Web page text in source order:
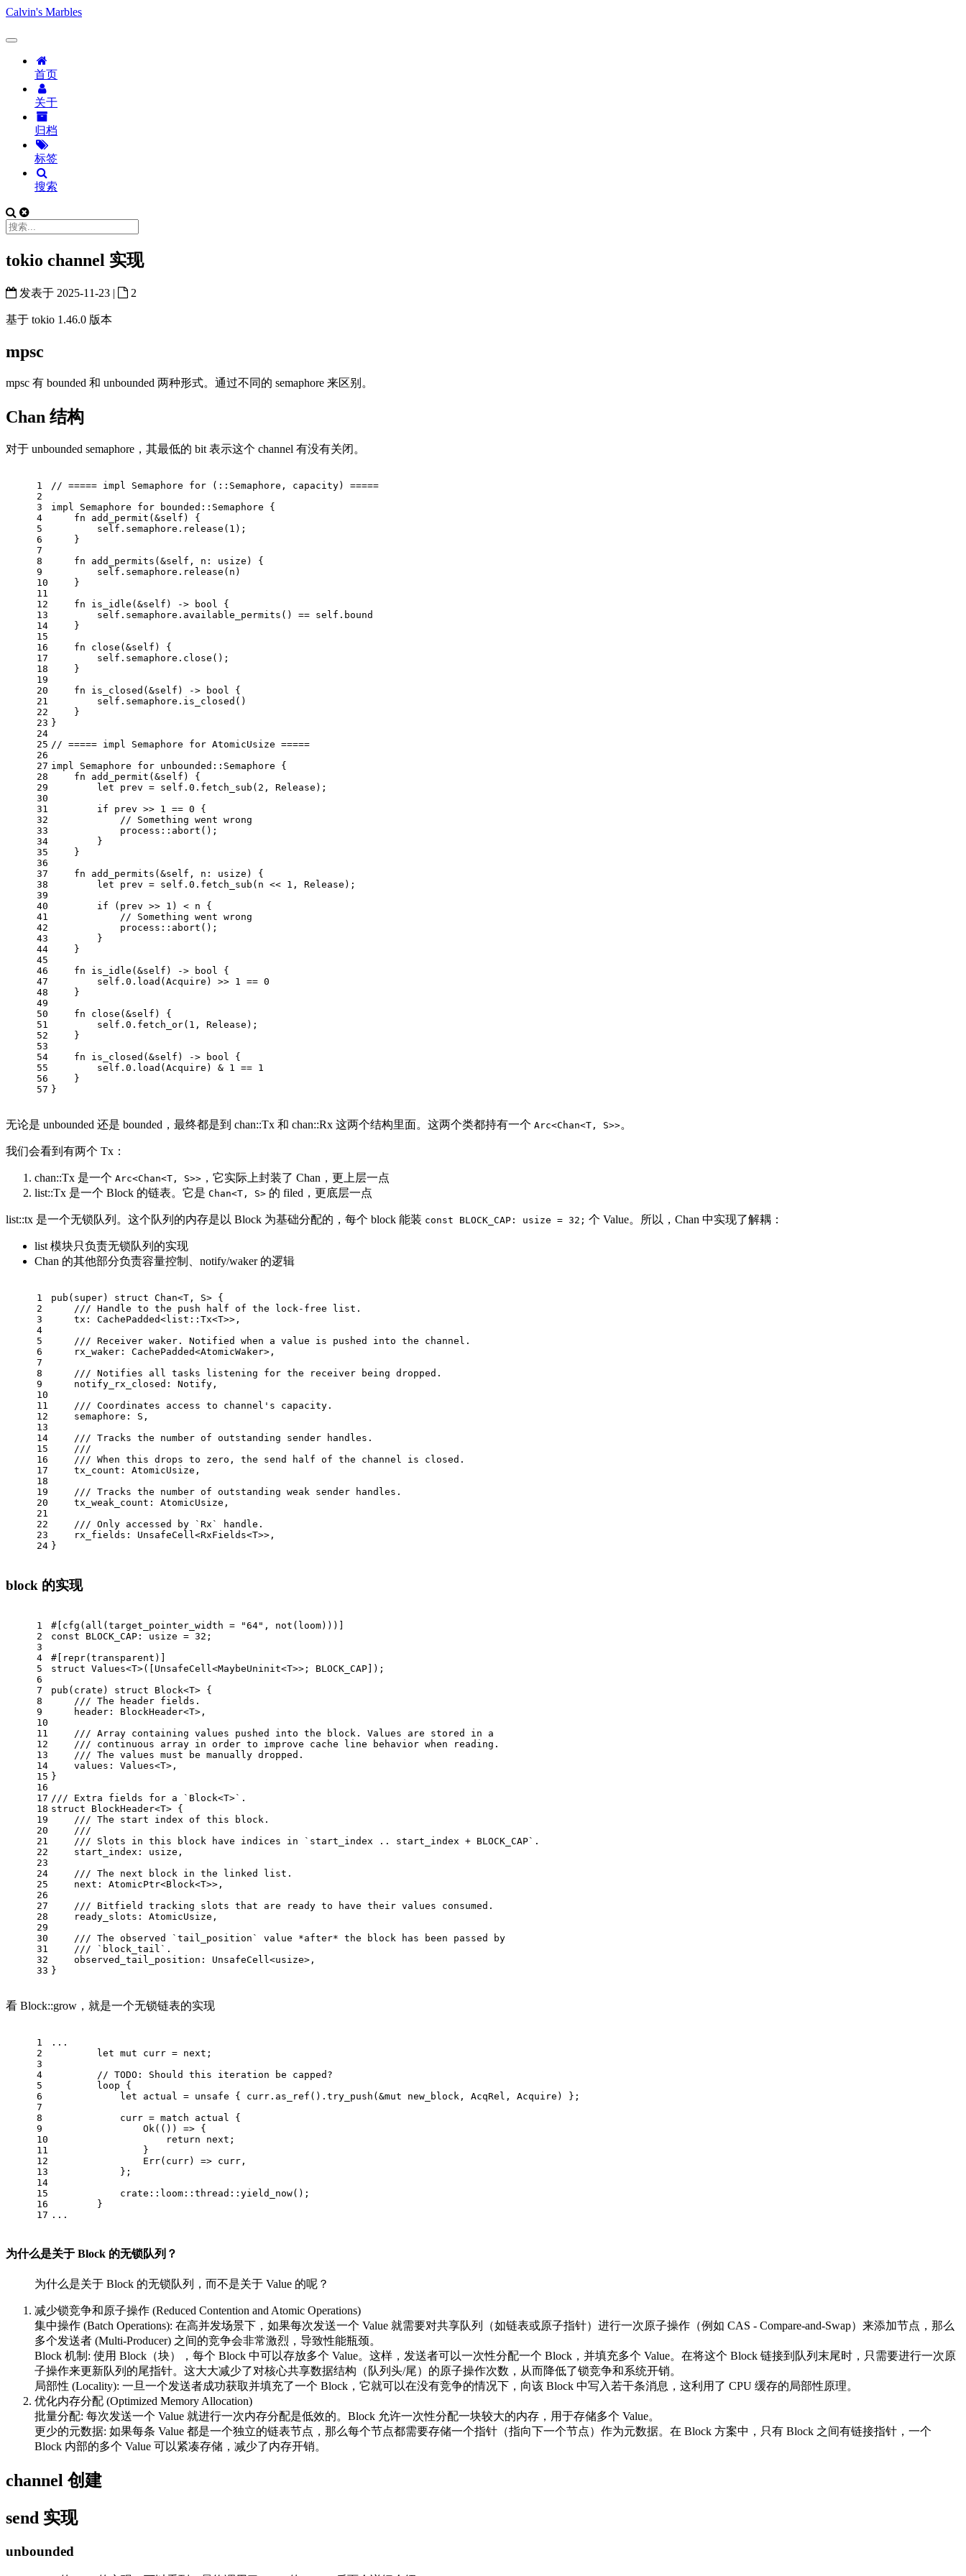
Calvin's Marbles
首页
关于
归档
标签
搜索
tokio channel 实现
发表于 2025-11-23 | 2
基于 tokio 1.46.0 版本
mpsc
mpsc 有 bounded 和 unbounded 两种形式。通过不同的 semaphore 来区别。
Chan 结构
对于 unbounded semaphore，其最低的 bit 表示这个 channel 有没有关闭。
1
2
3
4
5
6
7
8
9
10
11
12
13
14
15
16
17
18
19
20
21
22
23
24
25
26
27
28
29
30
31
32
33
34
35
36
37
38
39
40
41
42
43
44
45
46
47
48
49
50
51
52
53
54
55
56
57
// ===== impl Semaphore for (::Semaphore, capacity) =====
impl Semaphore for bounded::Semaphore {
fn
add_permit (&self ) {
self .semaphore.release( 1 );
    }
fn
add_permits (&self , n: usize ) {
self .semaphore.release(n)
    }
fn
is_idle (&self ) -> bool {
self .semaphore.available_permits() == self .bound
    }
fn
close (&self ) {
self .semaphore.close();
    }
fn
is_closed (&self ) -> bool {
self .semaphore.is_closed()
    }
}
// ===== impl Semaphore for AtomicUsize =====
impl Semaphore for unbounded::Semaphore {
fn
add_permit (&self ) {
let prev = self . 0 .fetch_sub( 2 , Release);
if prev >> 1 == 0 {
// Something went wrong
            process::abort();
        }
    }
fn
add_permits (&self , n: usize ) {
let prev = self . 0 .fetch_sub(n << 1 , Release);
if (prev >> 1 ) < n {
// Something went wrong
            process::abort();
        }
    }
fn
is_idle (&self ) -> bool {
self . 0 .load(Acquire) >> 1 == 0
    }
fn
close (&self ) {
self . 0 .fetch_or( 1 , Release);
    }
fn
is_closed (&self ) -> bool {
self . 0 .load(Acquire) & 1 == 1
    }
}
无论是 unbounded 还是 bounded，最终都是到 chan::Tx 和 chan::Rx 这两个结构里面。这两个类都持有一个 Arc<Chan<T, S>>。
我们会看到有两个 Tx：
chan::Tx 是一个 Arc<Chan<T, S>> ，它实际上封装了 Chan，更上层一点
list::Tx 是一个 Block 的链表。它是 Chan<T, S> 的 filed，更底层一点
list::tx 是一个无锁队列。这个队列的内存是以 Block 为基础分配的，每个 block 能装 const BLOCK_CAP: usize = 32; 个 Value。所以，Chan 中实现了解耦：
list 模块只负责无锁队列的实现
Chan 的其他部分负责容量控制、notify/waker 的逻辑
1
2
3
4
5
6
7
8
9
10
11
12
13
14
15
16
17
18
19
20
21
22
23
24
pub ( super) struct Chan<T, S> {
/// Handle to the push half of the lock-free list.
    tx: CachePadded<list::Tx<T>>,
/// Receiver waker. Notified when a value is pushed into the channel.
    rx_waker: CachePadded<AtomicWaker>,
/// Notifies all tasks listening for the receiver being dropped.
    notify_rx_closed: Notify,
/// Coordinates access to channel's capacity.
    semaphore: S,
/// Tracks the number of outstanding sender handles.
///
/// When this drops to zero, the send half of the channel is closed.
    tx_count: AtomicUsize,
/// Tracks the number of outstanding weak sender handles.
    tx_weak_count: AtomicUsize,
/// Only accessed by `Rx` handle.
    rx_fields: UnsafeCell<RxFields<T>>,
}
block 的实现
1
2
3
4
5
6
7
8
9
10
11
12
13
14
15
16
17
18
19
20
21
22
23
24
25
26
27
28
29
30
31
32
33
#[cfg(all(target_pointer_width = "64" , not(loom)))]
const BLOCK_CAP: usize = 32 ;
#[repr(transparent)]
struct Values<T>([UnsafeCell<MaybeUninit<T>>; BLOCK_CAP]);
pub ( crate ) struct Block<T> {
/// The header fields.
    header: BlockHeader<T>,
/// Array containing values pushed into the block. Values are stored in a
/// continuous array in order to improve cache line behavior when reading.
/// The values must be manually dropped.
    values: Values<T>,
}
/// Extra fields for a `Block<T>`.
struct
BlockHeader<T> {
/// The start index of this block.
///
/// Slots in this block have indices in `start_index .. start_index + BLOCK_CAP`.
    start_index:
usize ,
/// The next block in the linked list.
    next: AtomicPtr<Block<T>>,
/// Bitfield tracking slots that are ready to have their values consumed.
    ready_slots: AtomicUsize,
/// The observed `tail_position` value *after* the block has been passed by
/// `block_tail`.
    observed_tail_position: UnsafeCell<
usize>,
}
看 Block::grow，就是一个无锁链表的实现
1
2
3
4
5
6
7
8
9
10
11
12
13
14
15
16
17
...
let mut curr = next;
// TODO:
Should this iteration be capped?
loop {
let actual = unsafe { curr.as_ref().try_push(&mut new_block, AcqRel, Acquire) };
            curr =
match actual {
Ok (()) => {
return next;
                }
Err(curr) => curr,
            };
            crate::loom::thread::yield_now();
        }
...
为什么是关于 Block 的无锁队列？
为什么是关于 Block 的无锁队列，而不是关于 Value 的呢？
减少锁竞争和原子操作 (Reduced Contention and Atomic Operations)
集中操作 (Batch Operations): 在高并发场景下，如果每次发送一个 Value 就需要对共享队列（如链表或原子指针）进行一次原子操作（例如 CAS - Compare-and-Swap）来添加节点，那么
多个发送者 (Multi-Producer) 之间的竞争会非常激烈，导致性能瓶颈。
Block 机制: 使用 Block（块），每个 Block 中可以存放多个 Value。这样，发送者可以一次性分配一个 Block，并填充多个 Value。在将这个 Block 链接到队列末尾时，只需要进行一次原
子操作来更新队列的尾指针。这大大减少了对核心共享数据结构（队列头/尾）的原子操作次数，从而降低了锁竞争和系统开销。
局部性 (Locality): 一旦一个发送者成功获取并填充了一个 Block，它就可以在没有竞争的情况下，向该 Block 中写入若干条消息，这利用了 CPU 缓存的局部性原理。
优化内存分配 (Optimized Memory Allocation)
批量分配: 每次发送一个 Value 就进行一次内存分配是低效的。Block 允许一次性分配一块较大的内存，用于存储多个 Value。
更少的元数据: 如果每条 Value 都是一个独立的链表节点，那么每个节点都需要存储一个指针（指向下一个节点）作为元数据。在 Block 方案中，只有 Block 之间有链接指针，一个
Block 内部的多个 Value 可以紧凑存储，减少了内存开销。
channel 创建
send 实现
unbounded